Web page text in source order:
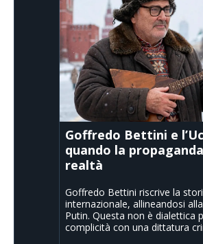
Goffredo Bettini e
quando la
realtà
Goffredo Bettini riscrive la
internazionale, allineandosi
Putin. Questa non è dialettica
complicità con una dittatura